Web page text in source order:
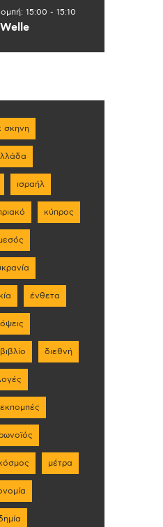
15:00 - 15:10
σκηνη
ισραήλ
κύπρος
ένθετα
βιβλίο διεθνή
εκπομπές
μέτρα